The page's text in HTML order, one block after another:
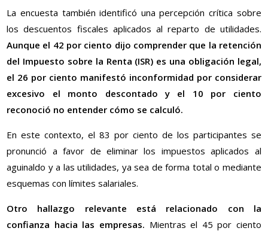
La encuesta también identificó una percepción crítica sobre
los descuentos fiscales aplicados al reparto de utilidades.
Aunque el 42 por ciento dijo comprender que la retención
del Impuesto sobre la Renta (ISR) es una obligación legal,
el 26 por ciento manifestó inconformidad por considerar
excesivo el monto descontado y el 10 por ciento
reconoció no entender cómo se calculó.
En este contexto, el 83 por ciento de los participantes se
pronunció a favor de eliminar los impuestos aplicados al
aguinaldo y a las utilidades, ya sea de forma total o mediante
esquemas con límites salariales.
Otro hallazgo relevante está relacionado con la
confianza hacia las empresas. Mientras el 45 por ciento